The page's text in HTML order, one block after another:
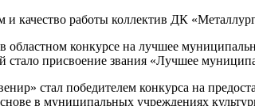
качество работы коллектив ДК
областном конкурсе на лучшее
стало присвоение звания «Лучшее
стал победителем конкурса на
в муниципальных учреждениях